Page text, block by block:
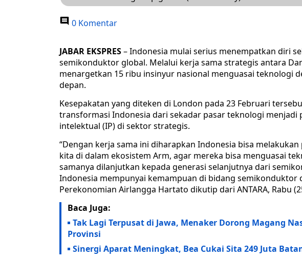
0 Komentar
JABAR EKSPRES– Indonesia mulai serius menempatkan diri
semikonduktor global. Melalui kerja sama strategis antara
menargetkan 15 ribu insinyur nasional menguasai teknologi
depan.
Kesepakatan yang diteken di London pada 23 Februari
transformasi Indonesia dari sekadar pasar teknologi menjadi
intelektual (IP) di sektor strategis.
“Dengan kerja sama ini diharapkan Indonesia bisa
kita di dalam ekosistem Arm, agar mereka bisa menguasai
samanya dilanjutkan kepada generasi selanjutnya dari
Indonesia mempunyai kemampuan di bidang semikonduktor
Perekonomian Airlangga Hartato dikutip dari ANTARA, Rabu
Baca Juga:
Tak Lagi Terpusat di Jawa, Menaker Dorong Magang
Provinsi
Sinergi Aparat Meningkat, Bea Cukai Sita 249 Juta